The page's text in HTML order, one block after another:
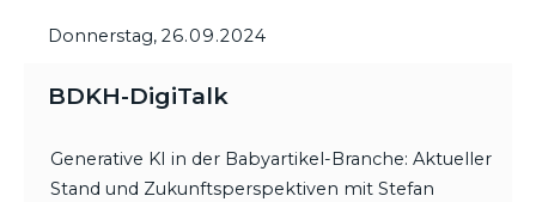
Donnerstag, 26.09.2024
BDKH-DigiTalk
Generative KI in der Babyartikel-Branche: Aktueller
Stand und Zukunftsperspektiven mit Stefan